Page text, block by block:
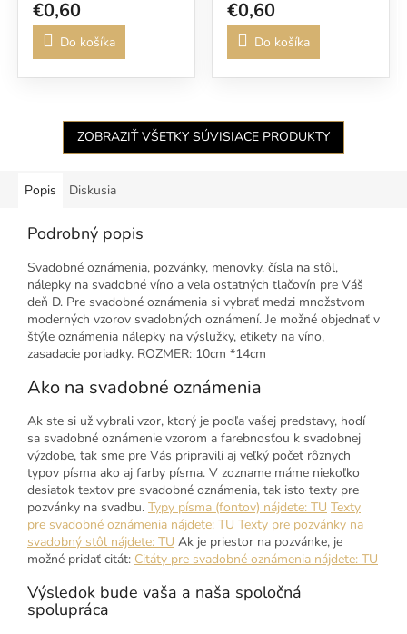
€0,60
Do košíka
€0,60
Do košíka
ZOBRAZIŤ VŠETKY SÚVISIACE PRODUKTY
Popis Diskusia
Podrobný popis
Svadobné oznámenia, pozvánky, menovky, čísla na stôl,
nálepky na svadobné víno a veľa ostatných tlačovín pre Váš
deň D. Pre svadobné oznámenia si vybrať medzi množstvom
moderných vzorov svadobných oznámení. Je možné objednať v
štýle oznámenia nálepky na výslužky, etikety na víno,
zasadacie poriadky. ROZMER: 10cm *14cm
Ako na svadobné oznámenia
Ak ste si už vybrali vzor, ktorý je podľa vašej predstavy, hodí
sa svadobné oznámenie vzorom a farebnosťou k svadobnej
výzdobe, tak sme pre Vás pripravili aj veľký počet rôznych
typov písma ako aj farby písma. V zozname máme niekoľko
desiatok textov pre svadobné oznámenia, tak isto texty pre
pozvánky na svadbu. Typy písma (fontov) nájdete: TU Texty
pre svadobné oznámenia nájdete: TU Texty pre pozvánky na
svadobný stôl nájdete: TU Ak je priestor na pozvánke, je
možné pridať citát: Citáty pre svadobné oznámenia nájdete: TU
Výsledok bude vaša a naša spoločná
spolupráca